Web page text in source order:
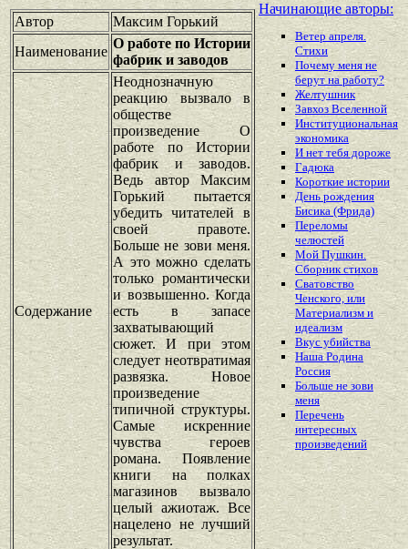
Автор
Максим Горький
Наименование
О работе по Истории
фабрик и заводов
Содержание
Неоднозначную
реакцию вызвало в
обществе
произведение О
работе по Истории
фабрик и заводов.
Ведь автор Максим
Горький пытается
убедить читателей в
своей правоте.
Больше не зови меня.
А это можно сделать
только романтически
и возвышенно. Когда
есть в запасе
захватывающий
сюжет. И при этом
следует неотвратимая
развязка. Новое
произведение
типичной структуры.
Самые искренние
чувства героев
романа. Появление
книги на полках
магазинов вызвало
целый ажиотаж. Все
нацелено не лучший
результат.
Начинающие авторы:
Ветер апреля.
Стихи
Почему меня не
берут на работу?
Желтушник
Завхоз Вселенной
Институциональная
экономика
И нет тебя дороже
Гадюка
Короткие истории
День рождения
Бисика (Фрида)
Переломы
челюстей
Мой Пушкин.
Сборник стихов
Сватовство
Ченского, или
Материализм и
идеализм
Вкус убийства
Наша Родина
Россия
Больше не зови
меня
Перечень
интересных
произведений